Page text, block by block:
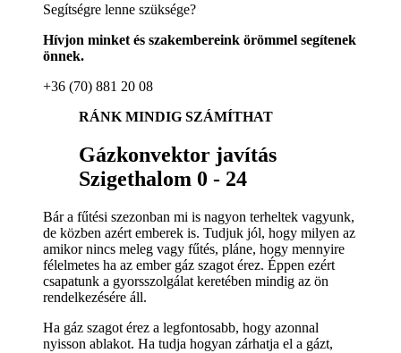
Segítségre lenne szüksége?
Hívjon minket és szakembereink örömmel segítenek
önnek.
+36 (70) 881 20 08
RÁNK MINDIG SZÁMÍTHAT
Gázkonvektor javítás
Szigethalom 0 - 24
Bár a fűtési szezonban mi is nagyon terheltek vagyunk,
de közben azért emberek is. Tudjuk jól, hogy milyen az
amikor nincs meleg vagy fűtés, pláne, hogy mennyire
félelmetes ha az ember gáz szagot érez. Éppen ezért
csapatunk a gyorsszolgálat keretében mindig az ön
rendelkezésére áll.
Ha gáz szagot érez a legfontosabb, hogy azonnal
nyisson ablakot. Ha tudja hogyan zárhatja el a gázt,